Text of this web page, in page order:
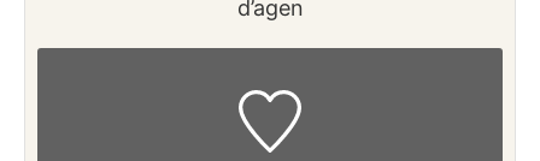
d’agen